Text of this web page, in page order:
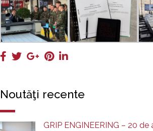
Noutăţi recente
GRIP ENGINEERING – 20